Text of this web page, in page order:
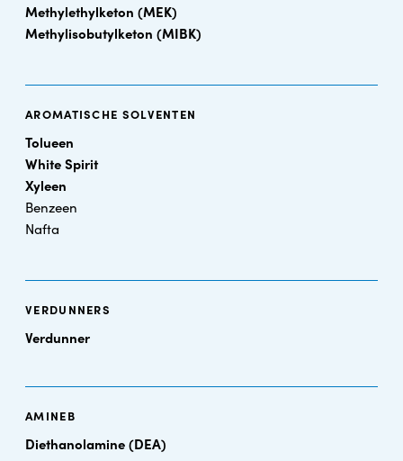
Methylethylketon (MEK)
Methylisobutylketon (MIBK)
AROMATISCHE SOLVENTEN
Tolueen
White Spirit
Xyleen
Benzeen
Nafta
VERDUNNERS
Verdunner
AMINEB
Diethanolamine (DEA)